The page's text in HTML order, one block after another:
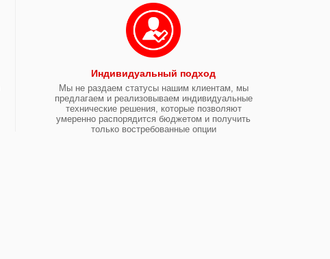
Индивидуальный подход
Мы не раздаем статусы нашим клиентам, мы
предлагаем и реализовываем индивидуальные
технические решения, которые позволяют
умеренно распорядится бюджетом и получить
только востребованные опции